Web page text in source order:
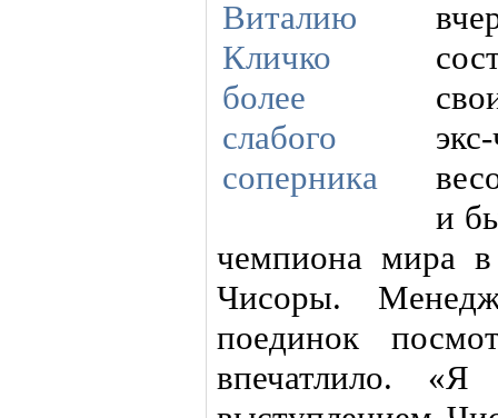
и
чемпиона мира в
Чисоры.
поединок
впечатлило.